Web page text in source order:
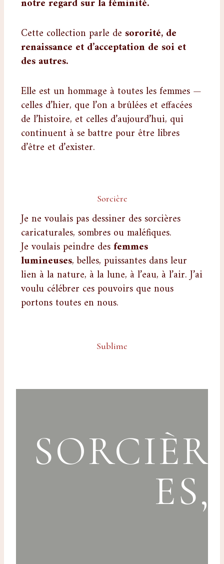
notre regard sur la féminité.
Cette collection parle de sororité, de
renaissance et d’acceptation de soi et
des autres.
Elle est un hommage à toutes les femmes —
celles d’hier, que l’on a brûlées et effacées
de l’histoire, et celles d’aujourd’hui, qui
continuent à se battre pour être libres
d’être et d’exister.
Sorcière
Je ne voulais pas dessiner des sorcières
caricaturales, sombres ou maléfiques.
Je voulais peindre desfemmes
lumineuses, belles, puissantes dans leur
lien à la nature, à la lune, à l’eau, à l’air. J’ai
voulu célébrer ces pouvoirs que nous
portons toutes en nous.
Sublime
SORCIÈR
ES,